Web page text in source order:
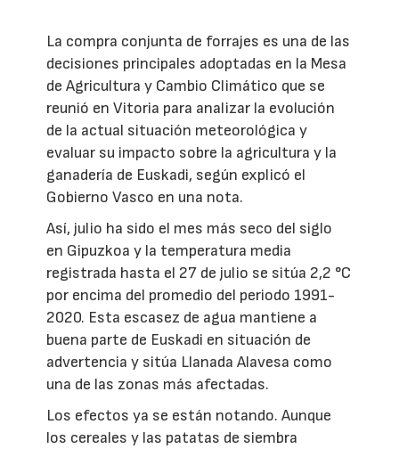
La compra conjunta de forrajes es una de las
decisiones principales adoptadas en la Mesa
de Agricultura y Cambio Climático que se
reunió en Vitoria para analizar la evolución
de la actual situación meteorológica y
evaluar su impacto sobre la agricultura y la
ganadería de Euskadi, según explicó el
Gobierno Vasco en una nota.
Así, julio ha sido el mes más seco del siglo
en Gipuzkoa y la temperatura media
registrada hasta el 27 de julio se sitúa 2,2 °C
por encima del promedio del periodo 1991-
2020. Esta escasez de agua mantiene a
buena parte de Euskadi en situación de
advertencia y sitúa Llanada Alavesa como
una de las zonas más afectadas.
Los efectos ya se están notando. Aunque
los cereales y las patatas de siembra